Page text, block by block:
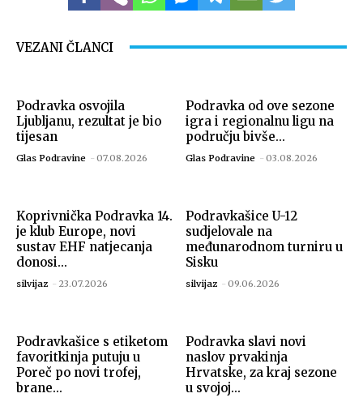
VEZANI ČLANCI
Podravka osvojila
Ljubljanu, rezultat je bio
tijesan
Glas Podravine - 07.08.2026
Podravka od ove sezone
igra i regionalnu ligu na
području bivše...
Glas Podravine - 03.08.2026
Koprivnička Podravka 14.
je klub Europe, novi
sustav EHF natjecanja
donosi...
silvijaz - 23.07.2026
Podravkašice U-12
sudjelovale na
međunarodnom turniru u
Sisku
silvijaz - 09.06.2026
Podravkašice s etiketom
favoritkinja putuju u
Poreč po novi trofej,
brane...
Podravka slavi novi
naslov prvakinja
Hrvatske, za kraj sezone
u svojoj...